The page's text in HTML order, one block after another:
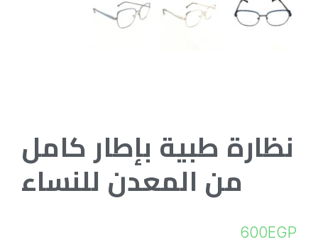
نظارة طبية بإطار كامل
من المعدن للنساء
600EGP